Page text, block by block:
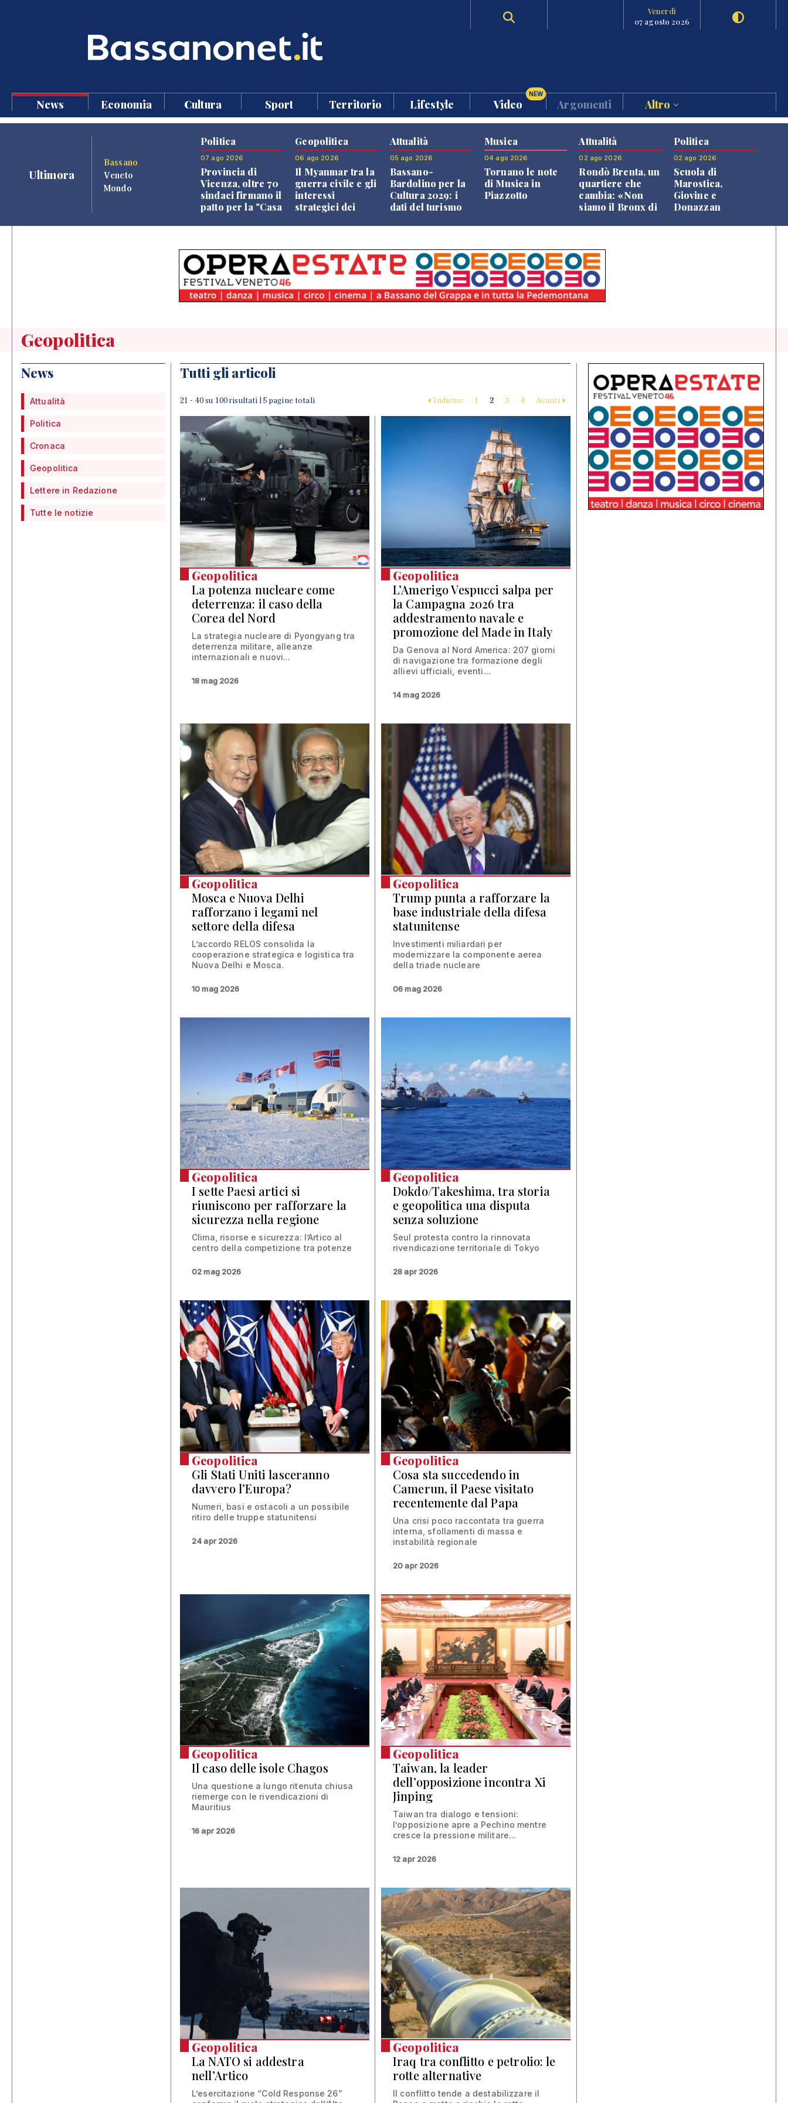
Venerdì
07 agosto 2026
News Economia Cultura Sport Territorio Lifestyle Video
NEW
Argomenti Altro
Ultimora
Bassano
Veneto
Mondo
Politica
07 ago 2026
Provincia di
Vicenza, oltre 70
sindaci firmano il
patto per la "Casa
Geopolitica
06 ago 2026
Il Myanmar tra la
guerra civile e gli
interessi
strategici dei
Attualità
05 ago 2026
Bassano-
Bardolino per la
Cultura 2029: i
dati del turismo
Musica
04 ago 2026
Tornano le note
di Musica in
Piazzotto
Attualità
02 ago 2026
Rondò Brenta, un
quartiere che
cambia: «Non
siamo il Bronx di
Politica
02 ago 2026
Scuola di
Marostica,
Giovine e
Donazzan
Geopolitica
News
Attualità
Politica
Cronaca
Geopolitica
Lettere in Redazione
Tutte le notizie
Tutti gli articoli
21 - 40 su 100 risultati | 5 pagine totali Indietro 1 2 3 4 Avanti
Geopolitica
La potenza nucleare come
deterrenza: il caso della
Corea del Nord
La strategia nucleare di Pyongyang tra
deterrenza militare, alleanze
internazionali e nuovi...
18 mag 2026
Geopolitica
L’Amerigo Vespucci salpa per
la Campagna 2026 tra
addestramento navale e
promozione del Made in Italy
Da Genova al Nord America: 207 giorni
di navigazione tra formazione degli
allievi ufficiali, eventi...
14 mag 2026
Geopolitica
Mosca e Nuova Delhi
rafforzano i legami nel
settore della difesa
L’accordo RELOS consolida la
cooperazione strategica e logistica tra
Nuova Delhi e Mosca.
10 mag 2026
Geopolitica
Trump punta a rafforzare la
base industriale della difesa
statunitense
Investimenti miliardari per
modernizzare la componente aerea
della triade nucleare
06 mag 2026
Geopolitica
I sette Paesi artici si
riuniscono per rafforzare la
sicurezza nella regione
Clima, risorse e sicurezza: l’Artico al
centro della competizione tra potenze
02 mag 2026
Geopolitica
Dokdo/Takeshima, tra storia
e geopolitica una disputa
senza soluzione
Seul protesta contro la rinnovata
rivendicazione territoriale di Tokyo
28 apr 2026
Geopolitica
Gli Stati Uniti lasceranno
davvero l’Europa?
Numeri, basi e ostacoli a un possibile
ritiro delle truppe statunitensi
24 apr 2026
Geopolitica
Cosa sta succedendo in
Camerun, il Paese visitato
recentemente dal Papa
Una crisi poco raccontata tra guerra
interna, sfollamenti di massa e
instabilità regionale
20 apr 2026
Geopolitica
Il caso delle isole Chagos
Una questione a lungo ritenuta chiusa
riemerge con le rivendicazioni di
Mauritius
16 apr 2026
Geopolitica
Taiwan, la leader
dell’opposizione incontra Xi
Jinping
Taiwan tra dialogo e tensioni:
l’opposizione apre a Pechino mentre
cresce la pressione militare...
12 apr 2026
Geopolitica
La NATO si addestra
nell’Artico
L’esercitazione “Cold Response 26”
Geopolitica
Iraq tra conflitto e petrolio: le
rotte alternative
Il conflitto tende a destabilizzare il